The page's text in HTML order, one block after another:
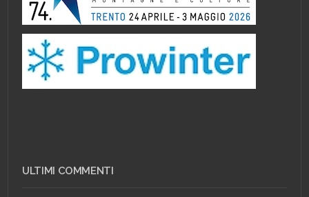
ULTIMI COMMENTI